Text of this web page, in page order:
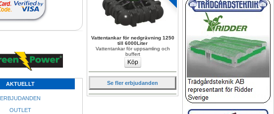
Vattentankar för nedgrävning 1250
till 6000Liter
Vattentankar för uppsamling och
buffert
Se fler erbjudanden
AKTUELLT
ERBJUDANDEN
OUTLET